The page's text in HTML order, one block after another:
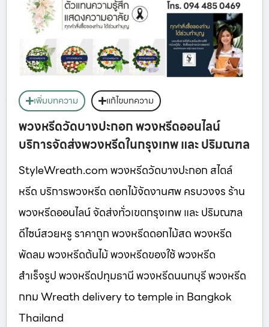
เพิ่มบทความ แก้ไขบทความ
พวงหรีดวัดบางปะกอก พวงหรีดออนไลน์
บริการจัดส่งพวงหรีดในกรุงเทพ และ ปริมณฑล
StyleWreath.com พวงหรีดวัดบางปะกอก สไตล์
หรีด บริการพวงหรีด ดอกไม้จัดงานศพ ครบวงจร ร้าน
พวงหรีดออนไลน์ จัดส่งทั่วเขตกรุงเทพ และ ปริมณฑล
ดีไซน์สวยหรู ราคาถูก พวงหรีดดอกไม้สด พวงหรีด
พัดลม พวงหรีดต้นไม้ พวงหรีดของใช้ พวงหรีด
สำเร็จรูป พวงหรีดปทุมธานี พวงหรีดนนทบุรี พวงหรีด
กทม Wreath delivery to temple in Bangkok
Thailand